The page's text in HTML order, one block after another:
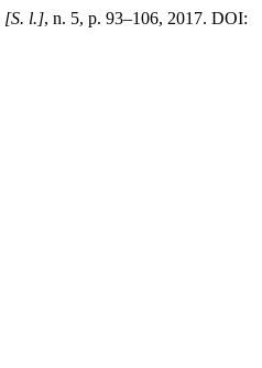
[S. l.], n. 5, p. 93–106, 2017. DOI: